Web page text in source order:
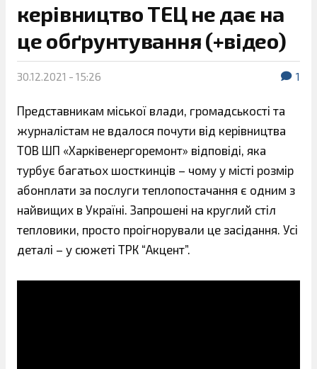
керівництво ТЕЦ не дає на
це обґрунтування (+відео)
30.12.2021 - 15:26 1
Представникам міської влади, громадськості та
журналістам не вдалося почути від керівництва
ТОВ ШП «Харківенергоремонт» відповіді, яка
турбує багатьох шосткинців – чому у місті розмір
абонплати за послуги теплопостачання є одним з
найвищих в Україні. Запрошені на круглий стіл
тепловики, просто проігнорували це засідання. Усі
деталі – у сюжеті ТРК “Акцент”.